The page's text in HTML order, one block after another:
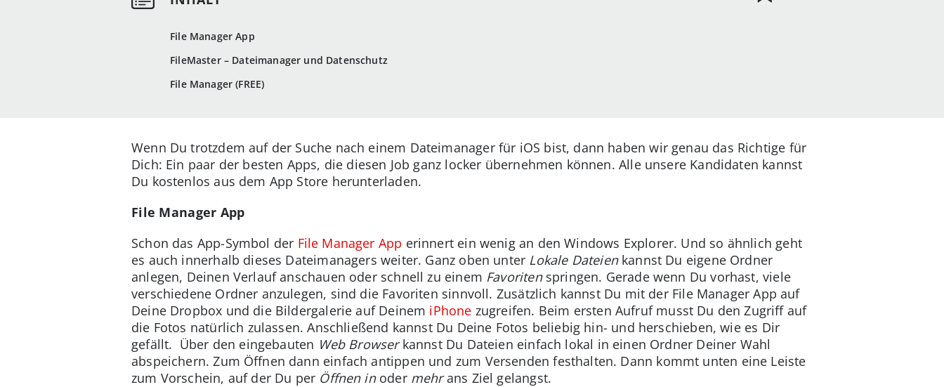
File Manager App
FileMaster – Dateimanager und Datenschutz
File Manager (FREE)
Wenn Du trotzdem auf der Suche nach einem Dateimanager für iOS bist, dann haben wir genau das Richtige für
Dich: Ein paar der besten Apps, die diesen Job ganz locker übernehmen können. Alle unsere Kandidaten kannst
Du kostenlos aus dem App Store herunterladen.
File Manager App
Schon das App-Symbol der File Manager App erinnert ein wenig an den Windows Explorer. Und so ähnlich geht
es auch innerhalb dieses Dateimanagers weiter. Ganz oben unter Lokale Dateienkannst Du eigene Ordner
anlegen, Deinen Verlauf anschauen oder schnell zu einem Favoritenspringen. Gerade wenn Du vorhast, viele
verschiedene Ordner anzulegen, sind die Favoriten sinnvoll. Zusätzlich kannst Du mit der File Manager App auf
Deine Dropbox und die Bildergalerie auf Deinem iPhone zugreifen. Beim ersten Aufruf musst Du den Zugriff auf
die Fotos natürlich zulassen. Anschließend kannst Du Deine Fotos beliebig hin- und herschieben, wie es Dir
gefällt. Über den eingebauten Web Browserkannst Du Dateien einfach lokal in einen Ordner Deiner Wahl
abspeichern. Zum Öffnen dann einfach antippen und zum Versenden festhalten. Dann kommt unten eine Leiste
zum Vorschein, auf der Du per Öffnen inoder mehrans Ziel gelangst.